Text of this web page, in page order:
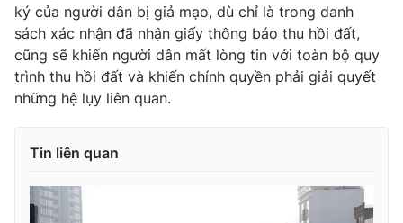
ký của người dân bị giả mạo, dù chỉ là trong danh
sách xác nhận đã nhận giấy thông báo thu hồi đất,
cũng sẽ khiến người dân mất lòng tin với toàn bộ quy
trình thu hồi đất và khiến chính quyền phải giải quyết
những hệ lụy liên quan.
Tin liên quan